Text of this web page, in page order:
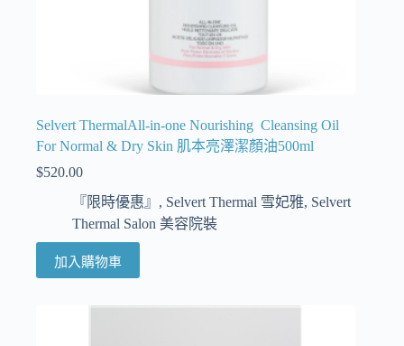
Selvert ThermalAll-in-one Nourishing Cleansing Oil
For Normal & Dry Skin 肌本亮澤潔顏油500ml
$520.00
『限時優惠』 , Selvert Thermal 雪妃雅, Selvert
Thermal Salon 美容院裝
加入購物車